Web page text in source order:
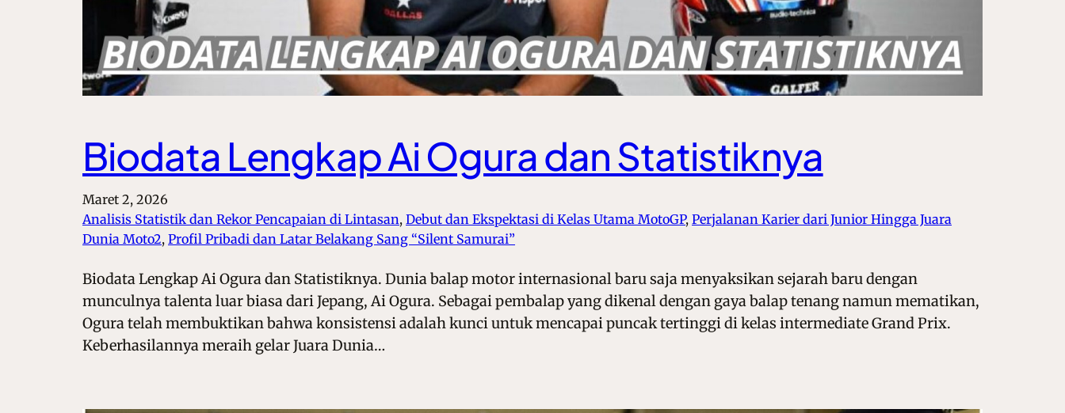
Biodata Lengkap Ai Ogura dan Statistiknya
Maret 2, 2026
Analisis Statistik dan Rekor Pencapaian di Lintasan, Debut dan Ekspektasi di Kelas Utama MotoGP, Perjalanan Karier dari Junior Hingga Juara
Dunia Moto2, Profil Pribadi dan Latar Belakang Sang “Silent Samurai”
Biodata Lengkap Ai Ogura dan Statistiknya. Dunia balap motor internasional baru saja menyaksikan sejarah baru dengan
munculnya talenta luar biasa dari Jepang, Ai Ogura. Sebagai pembalap yang dikenal dengan gaya balap tenang namun mematikan,
Ogura telah membuktikan bahwa konsistensi adalah kunci untuk mencapai puncak tertinggi di kelas intermediate Grand Prix.
Keberhasilannya meraih gelar Juara Dunia…